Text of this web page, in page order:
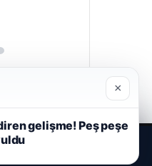
×
gelişme! Peş peşe